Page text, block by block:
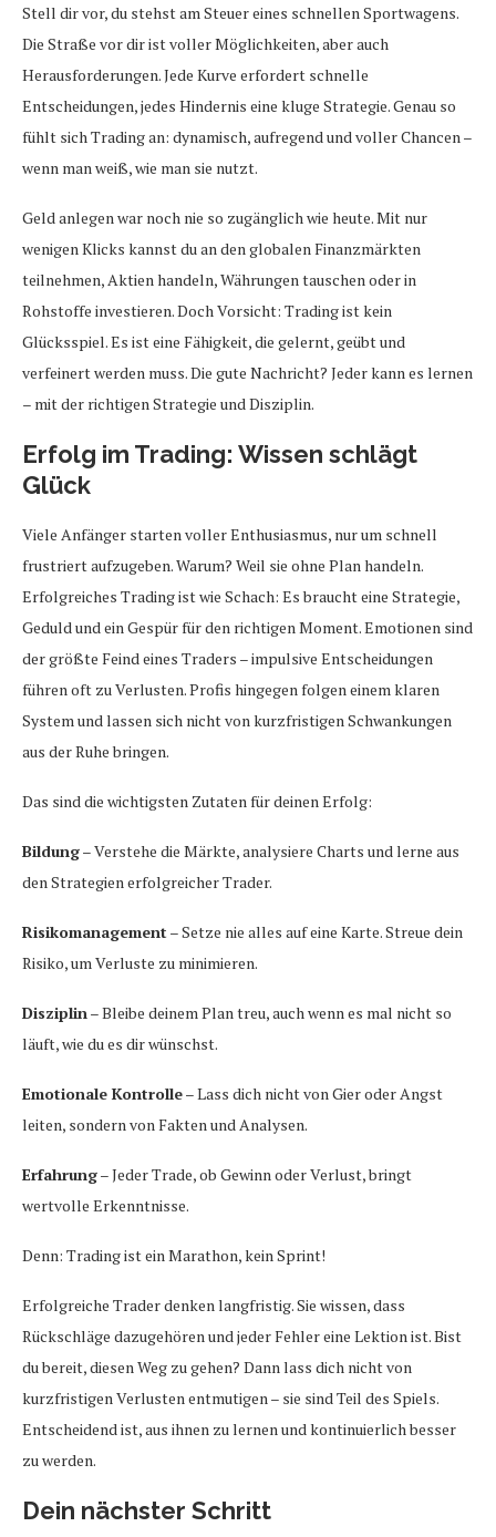
Stell dir vor, du stehst am Steuer eines schnellen Sportwagens.
Die Straße vor dir ist voller Möglichkeiten, aber auch
Herausforderungen. Jede Kurve erfordert schnelle
Entscheidungen, jedes Hindernis eine kluge Strategie. Genau so
fühlt sich Trading an: dynamisch, aufregend und voller Chancen –
wenn man weiß, wie man sie nutzt.
Geld anlegen war noch nie so zugänglich wie heute. Mit nur
wenigen Klicks kannst du an den globalen Finanzmärkten
teilnehmen, Aktien handeln, Währungen tauschen oder in
Rohstoffe investieren. Doch Vorsicht: Trading ist kein
Glücksspiel. Es ist eine Fähigkeit, die gelernt, geübt und
verfeinert werden muss. Die gute Nachricht? Jeder kann es lernen
– mit der richtigen Strategie und Disziplin.
Erfolg im Trading: Wissen schlägt
Glück
Viele Anfänger starten voller Enthusiasmus, nur um schnell
frustriert aufzugeben. Warum? Weil sie ohne Plan handeln.
Erfolgreiches Trading ist wie Schach: Es braucht eine Strategie,
Geduld und ein Gespür für den richtigen Moment. Emotionen sind
der größte Feind eines Traders – impulsive Entscheidungen
führen oft zu Verlusten. Profis hingegen folgen einem klaren
System und lassen sich nicht von kurzfristigen Schwankungen
aus der Ruhe bringen.
Das sind die wichtigsten Zutaten für deinen Erfolg:
Bildung– Verstehe die Märkte, analysiere Charts und lerne aus
den Strategien erfolgreicher Trader.
Risikomanagement – Setze nie alles auf eine Karte. Streue dein
Risiko, um Verluste zu minimieren.
Disziplin – Bleibe deinem Plan treu, auch wenn es mal nicht so
läuft, wie du es dir wünschst.
Emotionale Kontrolle– Lass dich nicht von Gier oder Angst
leiten, sondern von Fakten und Analysen.
Erfahrung– Jeder Trade, ob Gewinn oder Verlust, bringt
wertvolle Erkenntnisse.
Denn: Trading ist ein Marathon, kein Sprint!
Erfolgreiche Trader denken langfristig. Sie wissen, dass
Rückschläge dazugehören und jeder Fehler eine Lektion ist. Bist
du bereit, diesen Weg zu gehen? Dann lass dich nicht von
kurzfristigen Verlusten entmutigen – sie sind Teil des Spiels.
Entscheidend ist, aus ihnen zu lernen und kontinuierlich besser
zu werden.
Dein nächster Schritt